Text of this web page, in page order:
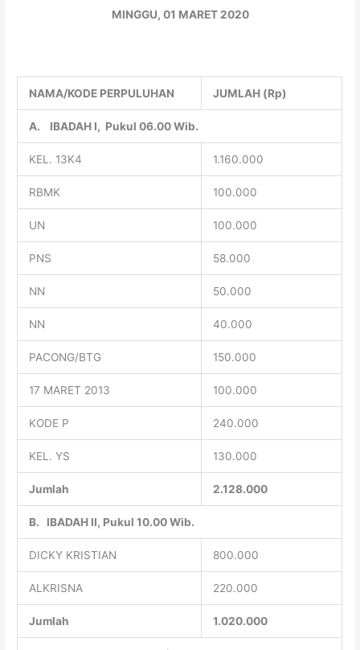
MINGGU, 01 MARET 2020
NAMA/KODE PERPULUHAN JUMLAH (Rp)
A. IBADAH I, Pukul 06.00 Wib.
KEL. 13K4 1.160.000
RBMK 100.000
UN 100.000
PNS 58.000
NN 50.000
NN 40.000
PACONG/BTG 150.000
17 MARET 2013 100.000
KODE P 240.000
KEL. YS 130.000
Jumlah 2.128.000
B. IBADAH II, Pukul 10.00 Wib.
DICKY KRISTIAN 800.000
ALKRISNA 220.000
Jumlah 1.020.000